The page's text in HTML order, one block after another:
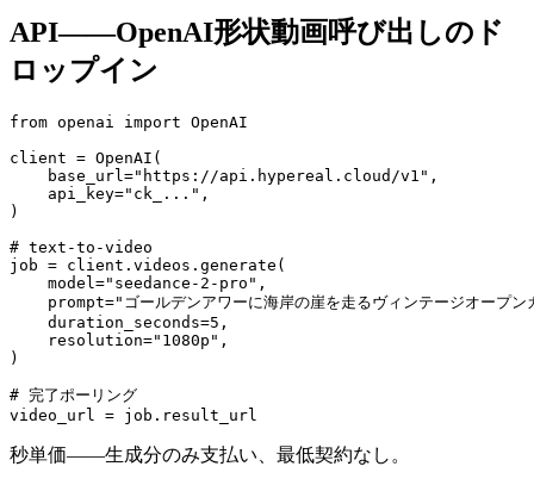
API——OpenAI形状動画呼び出しのド
ロップイン
from openai import OpenAI
client = OpenAI(
    base_url="https://api.hypereal.cloud/v1",
    api_key="ck_...",
)
# text-to-video
job = client.videos.generate(
    model="seedance-2-pro",
prompt="ゴールデンアワーに海岸の崖を走るヴィンテージオープ
    duration_seconds=5,
    resolution="1080p",
)
# 完了ポーリング
秒単価——生成分のみ支払い、最低契約なし。